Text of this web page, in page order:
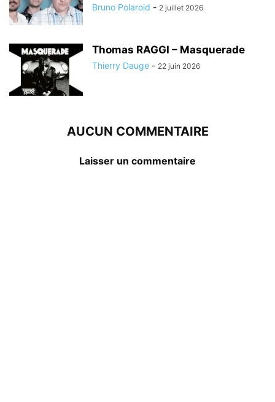
Bruno Polaroid - 2 juillet 2026
Thomas RAGGI – Masquerade
Thierry Dauge - 22 juin 2026
AUCUN COMMENTAIRE
Laisser un commentaire